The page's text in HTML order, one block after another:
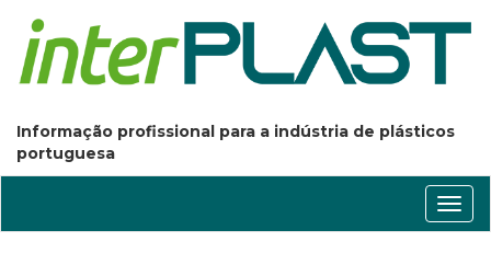
Informação profissional para a indústria de plásticos
portuguesa